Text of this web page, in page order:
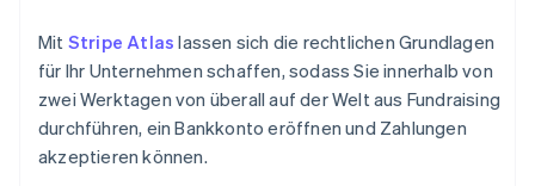
Mit Stripe Atlas lassen sich die rechtlichen Grundlagen
für Ihr Unternehmen schaffen, sodass Sie innerhalb von
zwei Werktagen von überall auf der Welt aus Fundraising
durchführen, ein Bankkonto eröffnen und Zahlungen
akzeptieren können.